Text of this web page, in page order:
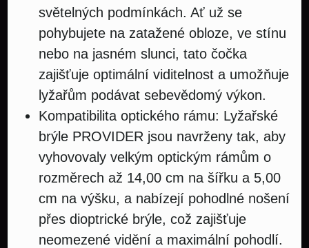
světelných podmínkách. Ať už se
pohybujete na zatažené obloze, ve stínu
nebo na jasném slunci, tato čočka
zajišťuje optimální viditelnost a umožňuje
lyžařům podávat sebevědomý výkon.
Kompatibilita optického rámu: Lyžařské
brýle PROVIDER jsou navrženy tak, aby
vyhovovaly velkým optickým rámům o
rozměrech až 14,00 cm na šířku a 5,00
cm na výšku, a nabízejí pohodlné nošení
přes dioptrické brýle, což zajišťuje
neomezené vidění a maximální pohodlí.